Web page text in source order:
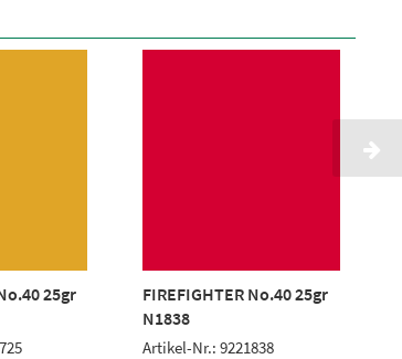
25gr
FIREFIGHTER No.40 25gr
N1838
Artikel-Nr.: 9221838